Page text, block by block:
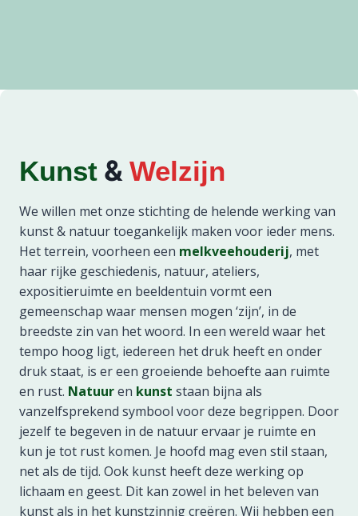
Kunst & Welzijn
We willen met onze stichting de helende werking van
kunst & natuur toegankelijk maken voor ieder mens.
Het terrein, voorheen een melkveehouderij, met
haar rijke geschiedenis, natuur, ateliers,
expositieruimte en beeldentuin vormt een
gemeenschap waar mensen mogen ‘zijn’, in de
breedste zin van het woord. In een wereld waar het
tempo hoog ligt, iedereen het druk heeft en onder
druk staat, is er een groeiende behoefte aan ruimte
en rust. Natuuren kunst staan bijna als
vanzelfsprekend symbool voor deze begrippen. Door
jezelf te begeven in de natuur ervaar je ruimte en
kun je tot rust komen. Je hoofd mag even stil staan,
net als de tijd. Ook kunst heeft deze werking op
lichaam en geest. Dit kan zowel in het beleven van
kunst als in het kunstzinnig creëren. Wij hebben een